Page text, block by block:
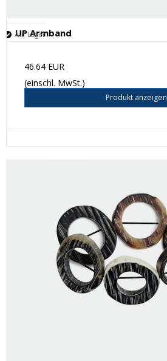
UP Armband
Auf Lager
46.64 EUR
(einschl. MwSt.)
Produkt anzeigen